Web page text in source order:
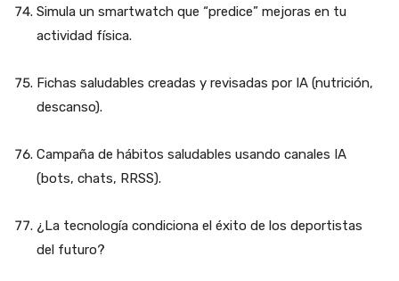
Simula un smartwatch que “predice” mejoras en tu
actividad física.
Fichas saludables creadas y revisadas por IA (nutrición,
descanso).
Campaña de hábitos saludables usando canales IA
(bots, chats, RRSS).
¿La tecnología condiciona el éxito de los deportistas
del futuro?